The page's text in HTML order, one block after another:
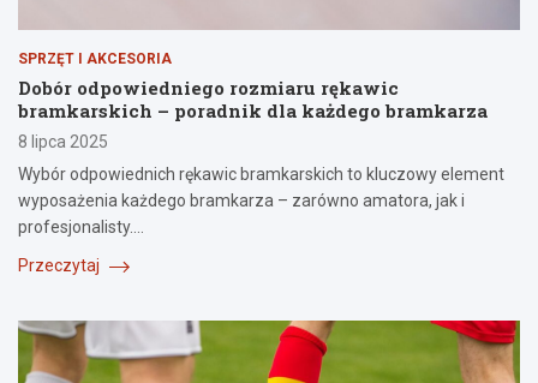
SPRZĘT I AKCESORIA
Dobór odpowiedniego rozmiaru rękawic
bramkarskich – poradnik dla każdego bramkarza
8 lipca 2025
Wybór odpowiednich rękawic bramkarskich to kluczowy element
wyposażenia każdego bramkarza – zarówno amatora, jak i
profesjonalisty.…
Przeczytaj